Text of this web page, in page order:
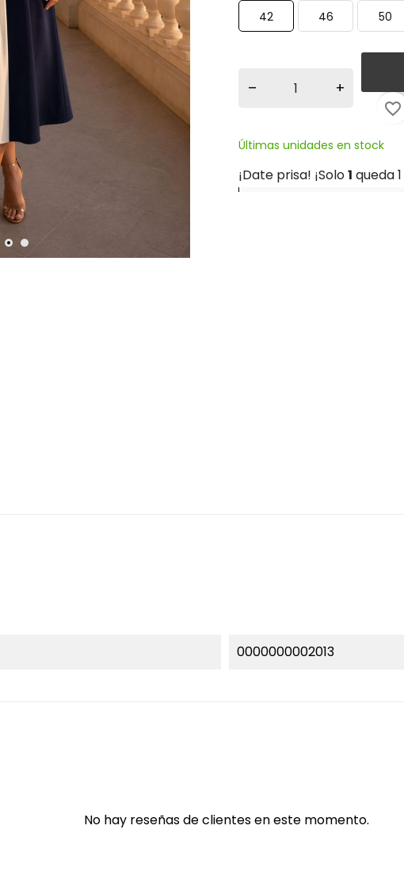
42
46 50
– +
favorite_border
Últimas unidades en stock
¡Date prisa! ¡Solo1 queda
0000000002013
No hay reseñas de clientes en este momento.